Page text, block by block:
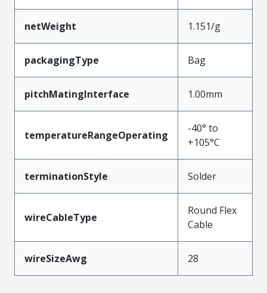
netWeight 1.151/g
packagingType Bag
pitchMatingInterface 1.00mm
temperatureRangeOperating
-40° to
+105°C
terminationStyle Solder
wireCableType
Round Flex
Cable
wireSizeAwg 28